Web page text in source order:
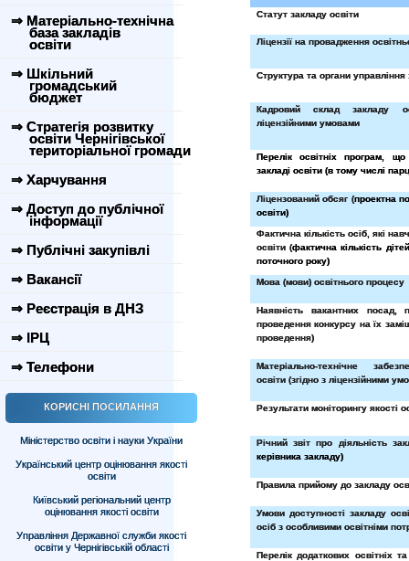
⇒ Матеріально-технічна
база закладів
освіти
⇒ Шкільний
громадський
бюджет
⇒ Стратегія розвитку
освіти Чернігівської
територіальної громади
⇒ Харчування
⇒ Доступ до публічної
інформації
⇒ Публічні закупівлі
⇒ Вакансії
⇒ Реєстрація в ДНЗ
⇒ ІРЦ
⇒ Телефони
КОРИСНІ ПОСИЛАННЯ
Міністерство освіти і науки України
Український центр оцінювання якості
освіти
Київський регіональний центр
оцінювання якості освіти
Управління Державної служби якості
освіти у Чернігівській області
Статут закладу освіти
Ліцензії на провадження
Структура та органи управління
Кадровий склад закладу
ліцензійними умовами
Перелік освітніх програм,
закладі освіти (в тому числі
Ліцензований обсяг (проектна
освіти)
Фактична кількість осіб, які
освіти (фактична кількість
поточного року)
Мова (мови) освітнього процесу
Наявність вакантних посад,
проведення конкурсу на їх
проведення)
Матеріально-технічне
освіти (згідно з ліцензійними
Результати моніторингу якості
Річний звіт про діяльність
керівника закладу)
Правила прийому до закладу
Умови доступності закладу
осіб з особливими освітніми
Перелік додаткових освітніх